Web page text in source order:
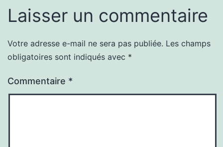
Laisser un commentaire
Votre adresse e-mail ne sera pas publiée. Les champs
obligatoires sont indiqués avec *
Commentaire *